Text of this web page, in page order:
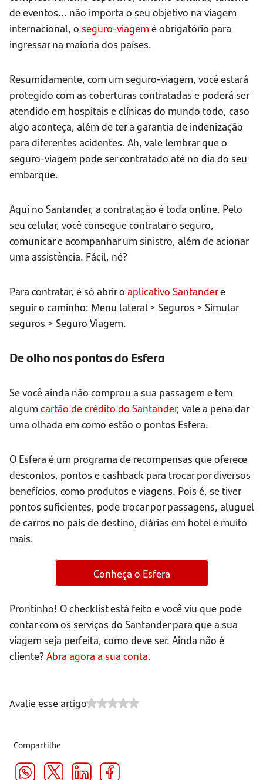
de eventos... não importa o seu objetivo na viagem
internacional, o seguro-viagem é obrigatório para
ingressar na maioria dos países.
Resumidamente, com um seguro-viagem, você estará
protegido com as coberturas contratadas e poderá ser
atendido em hospitais e clínicas do mundo todo, caso
algo aconteça, além de ter a garantia de indenização
para diferentes acidentes. Ah, vale lembrar que o
seguro-viagem pode ser contratado até no dia do seu
embarque.
Aqui no Santander, a contratação é toda online. Pelo
seu celular, você consegue contratar o seguro,
comunicar e acompanhar um sinistro, além de acionar
uma assistência. Fácil, né?
Para contratar, é só abrir o aplicativo Santandere
seguir o caminho: Menu lateral > Seguros > Simular
seguros > Seguro Viagem.
De olho nos pontos do Esfera
Se você ainda não comprou a sua passagem e tem
algum cartão de crédito do Santander, vale a pena dar
uma olhada em como estão o pontos Esfera.
O Esfera é um programa de recompensas que oferece
descontos, pontos e cashback para trocar por diversos
benefícios, como produtos e viagens. Pois é, se tiver
pontos suficientes, pode trocar por passagens, aluguel
de carros no país de destino, diárias em hotel e muito
mais.
Conheça o Esfera
Prontinho! O checklist está feito e você viu que pode
contar com os serviços do Santander para que a sua
viagem seja perfeita, como deve ser. Ainda não é
cliente?Abra agora a sua conta.
Avalie esse artigo
Compartilhe